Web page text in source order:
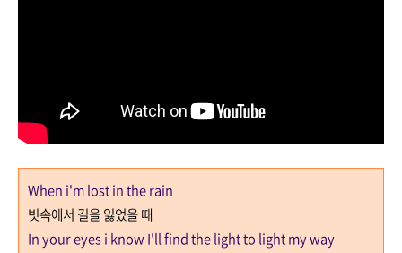
When i'm lost in the rain
빗속에서 길을 잃었을 때
In your eyes i know I'll find the light to light my way